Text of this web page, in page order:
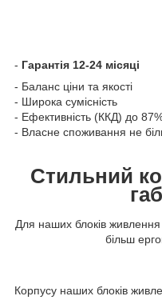
- Гарантія 12-24 місяці
- Баланс ціни та якості
- Широка сумісність
- Ефективність (ККД) до
- Власне споживання не
Стильний
Для наших блоків живлення
більш
Корпусу наших блоків